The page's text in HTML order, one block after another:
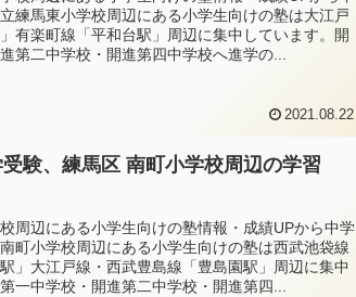
練馬東小学校周辺にある小学生向けの塾は大江戸
有楽町線「平和台駅」周辺に集中しています。開
第二中学校・開進第四中学校へ進学の...
2021.08.22
験、練馬区 南町小学校周辺の学習
周辺にある小学生向けの塾情報・成績UPから中学
町小学校周辺にある小学生向けの塾は西武池袋線
駅」大江戸線・西武豊島線「豊島園駅」周辺に集中
一中学校・開進第二中学校・開進第四...